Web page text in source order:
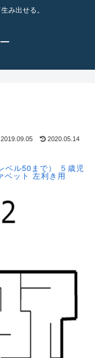
み出せる。
2019.09.05 2020.05.14
ル50まで） ５歳児
ベット 左利き用